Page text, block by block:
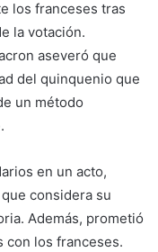
los franceses tras
la votación.
aseveró que
del quinquenio que
un método
en un acto,
considera su
Además, prometió
con los franceses.